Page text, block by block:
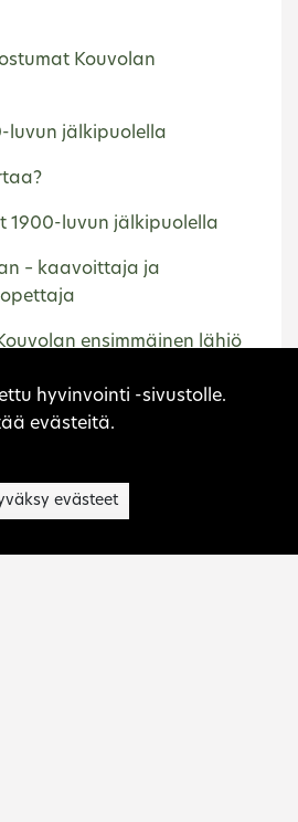
Kouvolan
luvun jälkipuolella
1900-luvun jälkipuolella
– kaavoittaja ja
ensimmäinen lähiö
toisen
hyvinvointi -sivustolle.
evästeitä.
evästeet